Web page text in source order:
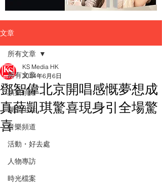
文章
所有文章
娛樂頭條
潮流生活
音樂頻道
活動・好去處
人物專訪
時光檔案
所有文章
鄧智偉北京開唱感慨夢想成
真薛凱琪驚喜現身引全場驚
喜
KS Media HK
2024年6月6日